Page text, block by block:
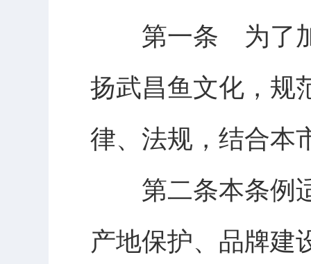
第一条 为了加
扬武昌鱼文化，规
律、法规，结合本
第二条本条例适
产地保护、品牌建